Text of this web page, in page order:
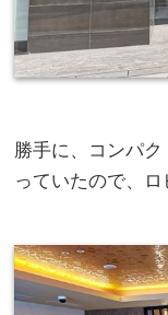
勝手に、コンパ
っていたので、ロ